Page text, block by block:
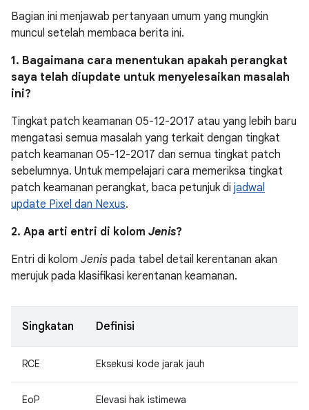
Bagian ini menjawab pertanyaan umum yang mungkin
muncul setelah membaca berita ini.
1. Bagaimana cara menentukan apakah perangkat
saya telah diupdate untuk menyelesaikan masalah
ini?
Tingkat patch keamanan 05-12-2017 atau yang lebih baru
mengatasi semua masalah yang terkait dengan tingkat
patch keamanan 05-12-2017 dan semua tingkat patch
sebelumnya. Untuk mempelajari cara memeriksa tingkat
patch keamanan perangkat, baca petunjuk di jadwal
update Pixel dan Nexus.
2. Apa arti entri di kolom Jenis?
Entri di kolom Jenis pada tabel detail kerentanan akan
merujuk pada klasifikasi kerentanan keamanan.
Singkatan Definisi
RCE Eksekusi kode jarak jauh
EoP Elevasi hak istimewa